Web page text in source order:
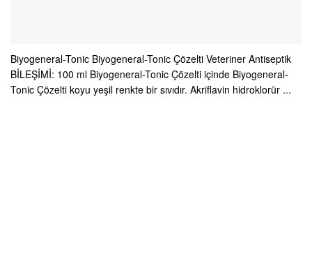
Biyogeneral-Tonic Biyogeneral-Tonic Çözelti Veteriner Antiseptik
BİLEŞİMİ: 100 ml Biyogeneral-Tonic Çözelti içinde Biyogeneral-
Tonic Çözelti koyu yeşil renkte bir sıvıdır. Akriflavin hidroklorür ...